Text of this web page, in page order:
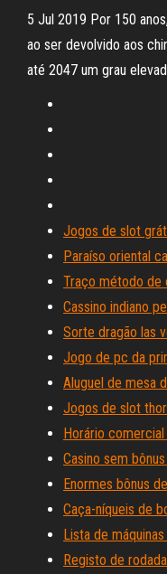
5 Jul 2019 Por 150
ao ser devolvido aos
até 2047 um grau
Jogos de slot
Paraíso oriental
Traço método de
Cassino indiano
Sorte dragão las
Jogo de pc da
Aluguel de mesa
Jogos de slot
Horário
Casino sem
Enormes bônus
Caça-níqueis de
Lista de
Registo de